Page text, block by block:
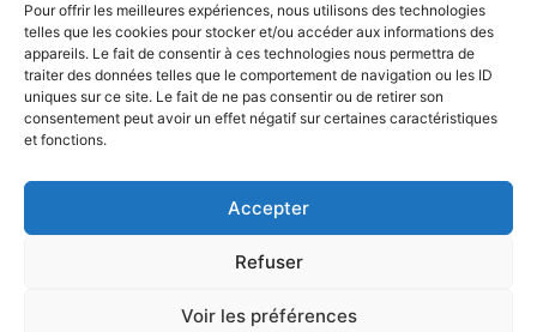
Pour offrir les meilleures expériences, nous utilisons des technologies
telles que les cookies pour stocker et/ou accéder aux informations des
appareils. Le fait de consentir à ces technologies nous permettra de
traiter des données telles que le comportement de navigation ou les ID
uniques sur ce site. Le fait de ne pas consentir ou de retirer son
consentement peut avoir un effet négatif sur certaines caractéristiques
et fonctions.
Accepter
Refuser
Voir les préférences